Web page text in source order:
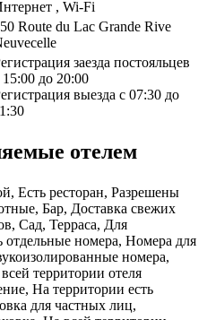
, Wi-Fi
Route du Lac Grande Rive
заезда постояльцев
15:00 до 20:00
выезда с 07:30 до
отелем
Есть ресторан, Разрешены
Бар, Доставка свежих
Сад, Терраса, Для
отдельные номера, Номера для
номера,
территории отеля
На территории есть
для частных лиц,